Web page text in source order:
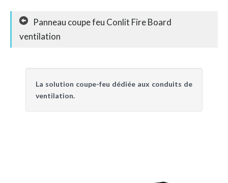
Panneau coupe feu Conlit Fire Board
ventilation
La solution coupe-feu dédiée aux conduits de
ventilation.